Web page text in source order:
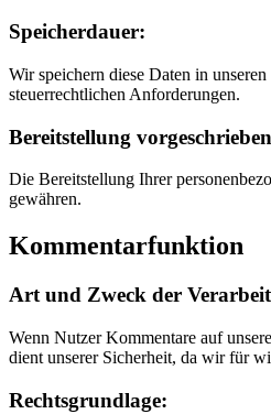
Speicherdauer:
Wir speichern diese Daten in
steuerrechtlichen Anforderungen.
Bereitstellung
Die Bereitstellung Ihrer
gewähren.
Kommentarfunktion
Art und Zweck der
Wenn Nutzer Kommentare auf
dient unserer Sicherheit, da wir für
Rechtsgrundlage: